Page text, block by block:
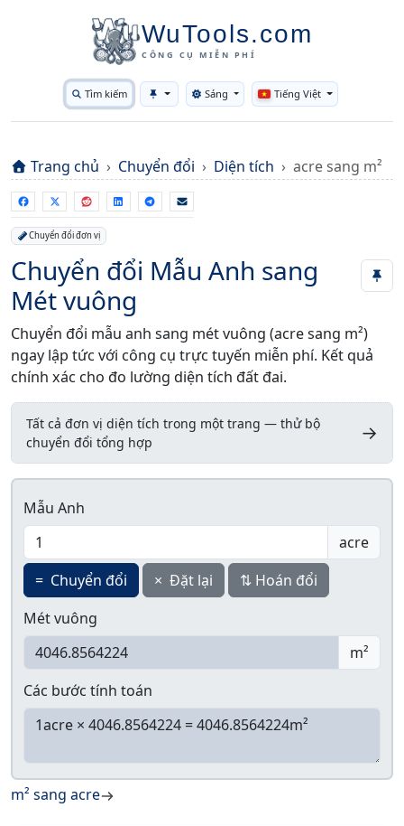
WuTools.com
CÔNG CỤ MIỄN PHÍ
Tìm kiếm Toggle theme
Sáng Tiếng Việt
Trang chủ Chuyển đổi Diện tích acre sang m²
Chuyển đổi đơn vị
Chuyển đổi Mẫu Anh sang
Mét vuông
Chuyển đổi mẫu anh sang mét vuông (acre sang m²)
ngay lập tức với công cụ trực tuyến miễn phí. Kết quả
chính xác cho đo lường diện tích đất đai.
Tất cả đơn vị diện tích trong một trang — thử bộ
chuyển đổi tổng hợp
→
Mẫu Anh
acre
= Chuyển đổi × Đặt lại ⇅ Hoán đổi
Mét vuông
m²
Các bước tính toán
m² sang acre